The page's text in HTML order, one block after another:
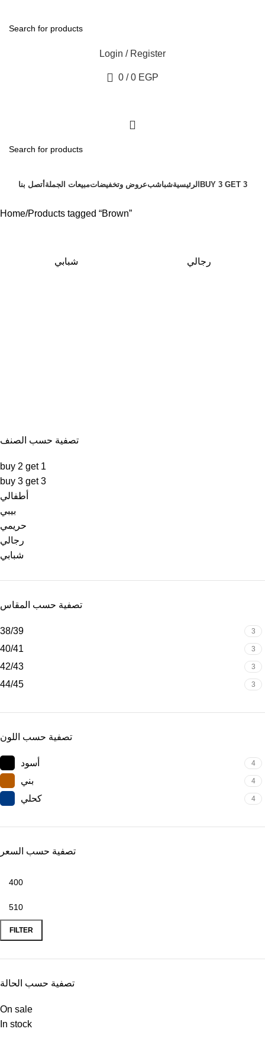
Login / Register
0 / 0 EGP
أتصل بنا مبيعات الجملةعروض وتخفيضاتشباشبالرئيسية BUY 3 GET 3
Home Products tagged “Brown”
شبابي رجالي
تصفية حسب الصنف
buy 2 get 1
buy 3 get 3
أطفالي
بيبي
حريمي
رجالي
شبابي
تصفية حسب المقاس
38/39 3
40/41 3
42/43 3
44/45 3
تصفية حسب اللون
أسود 4
بني 4
كحلي 4
تصفية حسب السعر
FILTER
تصفية حسب الحالة
On sale
In stock